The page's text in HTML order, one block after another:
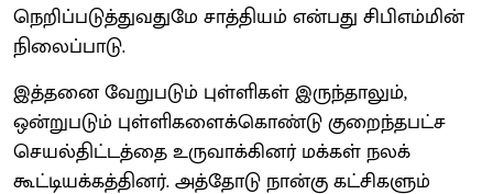
நெறிப்படுத்துவதுமே சாத்தியம் என்பது சிபிஎம்மின்
நிலைப்பாடு.
இத்தனை வேறுபடும் புள்ளிகள் இருந்தாலும்,
ஒன்றுபடும் புள்ளிகளைக்கொண்டு குறைந்தபட்ச
செயல்திட்டத்தை உருவாக்கினர் மக்கள் நலக்
கூட்டியக்கத்தினர். அத்தோடு நான்கு கட்சிகளும்